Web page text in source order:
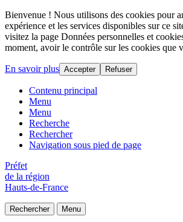
Bienvenue ! Nous utilisons des cookies pour
expérience et les services disponibles sur ce
visitez la page Données personnelles et
moment, avoir le contrôle sur les cookies que
En savoir plus Accepter Refuser
Contenu principal
Menu
Menu
Recherche
Rechercher
Navigation sous pied de page
Préfet
de la région
Hauts-de-France
Rechercher Menu